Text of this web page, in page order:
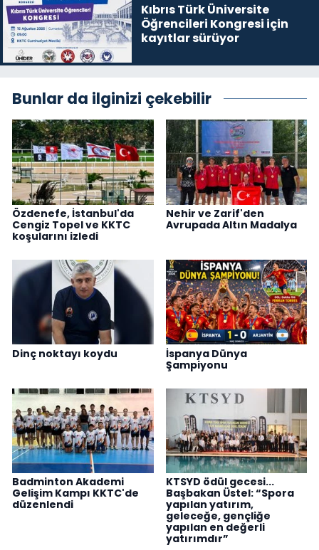
Kıbrıs Türk Üniversite
Öğrencileri Kongresi için
kayıtlar sürüyor
Bunlar da ilginizi çekebilir
Özdenefe, İstanbul'da
Cengiz Topel ve KKTC
koşularını izledi
Nehir ve Zarif'den
Avrupada Altın Madalya
Dinç noktayı koydu
İspanya Dünya
Şampiyonu
Badminton Akademi
Gelişim Kampı KKTC'de
düzenlendi
KTSYD ödül gecesi...
Başbakan Üstel: “Spora
yapılan yatırım,
geleceğe, gençliğe
yapılan en değerli
yatırımdır”